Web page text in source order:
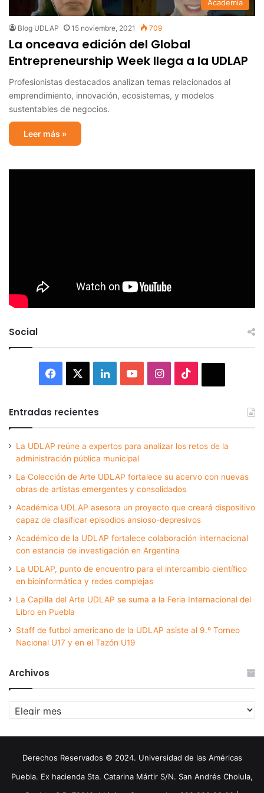
Academia
Blog UDLAP 15 noviembre, 2021 709
La onceava edición del Global
Entrepreneurship Week llega a la UDLAP
Profesionistas destacados analizan temas relacionados al
emprendimiento, innovación, ecosistemas, y modelos
sustentables de negocios.
Leer más »
Social
Facebook LinkedInYouTubeInstagram
Entradas recientes
La UDLAP reúne a expertos para analizar los retos de la
administración pública municipal
La Colección de Arte UDLAP fortalece su acervo con nuevas
obras de artistas emergentes y consolidados
Académica UDLAP asesora un proyecto que creará dispositivo
capaz de clasificar episodios ansioso-depresivos
Académico de la UDLAP fortalece colaboración internacional
con estancia de investigación en Argentina
La UDLAP, punto de encuentro para el intercambio científico
en bioinformática y redes complejas
La Capilla del Arte UDLAP se suma a la Feria Internacional del
Libro en Puebla
Staff de futbol americano de la UDLAP asiste al 9.º Torneo
Nacional U17 y en el Tazón U19
Archivos
Archivos
Derechos Reservados © 2024. Universidad de las Américas
Puebla. Ex hacienda Sta. Catarina Mártir S/N. San Andrés Cholula,